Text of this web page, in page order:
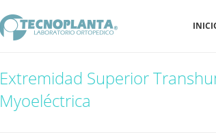
Extremidad Superior
Myoeléctrica